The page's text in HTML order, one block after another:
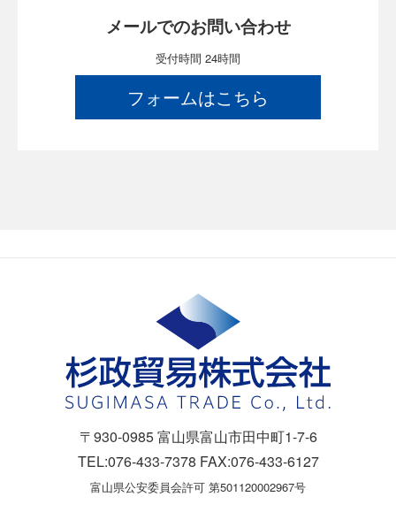
メールでのお問い合わせ
受付時間 24時間
フォームはこちら
〒930-0985 富山県富山市田中町1-7-6
TEL:076-433-7378 FAX:076-433-6127
富山県公安委員会許可 第501120002967号